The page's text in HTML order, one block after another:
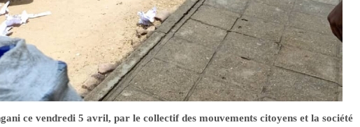
ce vendredi 5 avril, par le collectif des mouvements citoyens et la société